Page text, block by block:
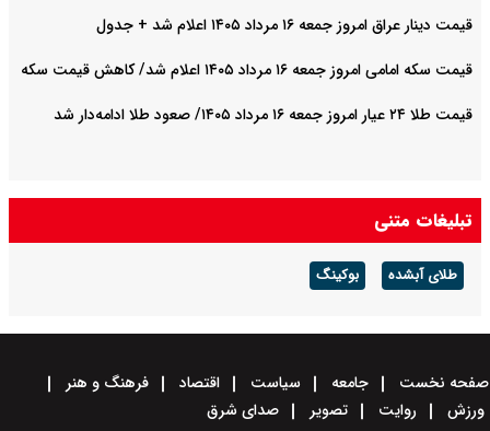
۱۴۰۵ اعلام شد + جدول
اعلام شد/ کاهش قیمت سکه
بوکینگ
جامعه سیاست اقتصاد
فرهنگ و هنر
تصویر
صدای شرق